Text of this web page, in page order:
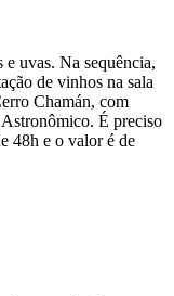
e uvas. Na sequência,
de vinhos na sala
Chamán, com
É preciso
48h e o valor é de